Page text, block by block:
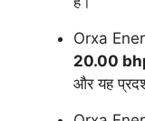
Orxa
20.00
और यह